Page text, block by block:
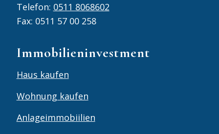
Telefon: 0511 8068602
Fax: 0511 57 00 258
Immobilieninvestment
Haus kaufen
Wohnung kaufen
Anlageimmobiilien